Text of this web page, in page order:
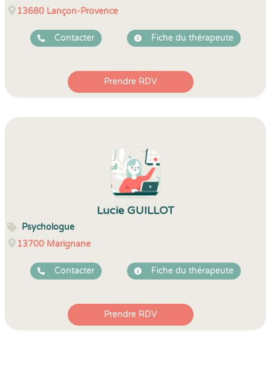
13680 Lançon-Provence
Contacter Fiche du thérapeute
Prendre RDV
Lucie GUILLOT
Psychologue
13700 Marignane
Contacter Fiche du thérapeute
Prendre RDV